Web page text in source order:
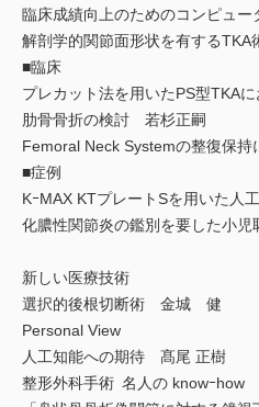
臨床成績向上のためのコンピュ
解剖学的関節面形状を有する
■臨床
プレカット法を用いたPS型TKA
肋骨骨折の検討 若杉正嗣
Femoral Neck Systemの整復保
■症例
KｰMAX KTプレートSを用いた人
化膿性関節炎の鑑別を要した小
新しい医療技術
選択的後根切断術 金城 健
Personal View
人工知能への期待 髙尾 正樹
整形外科手術 名人の knowｰhow